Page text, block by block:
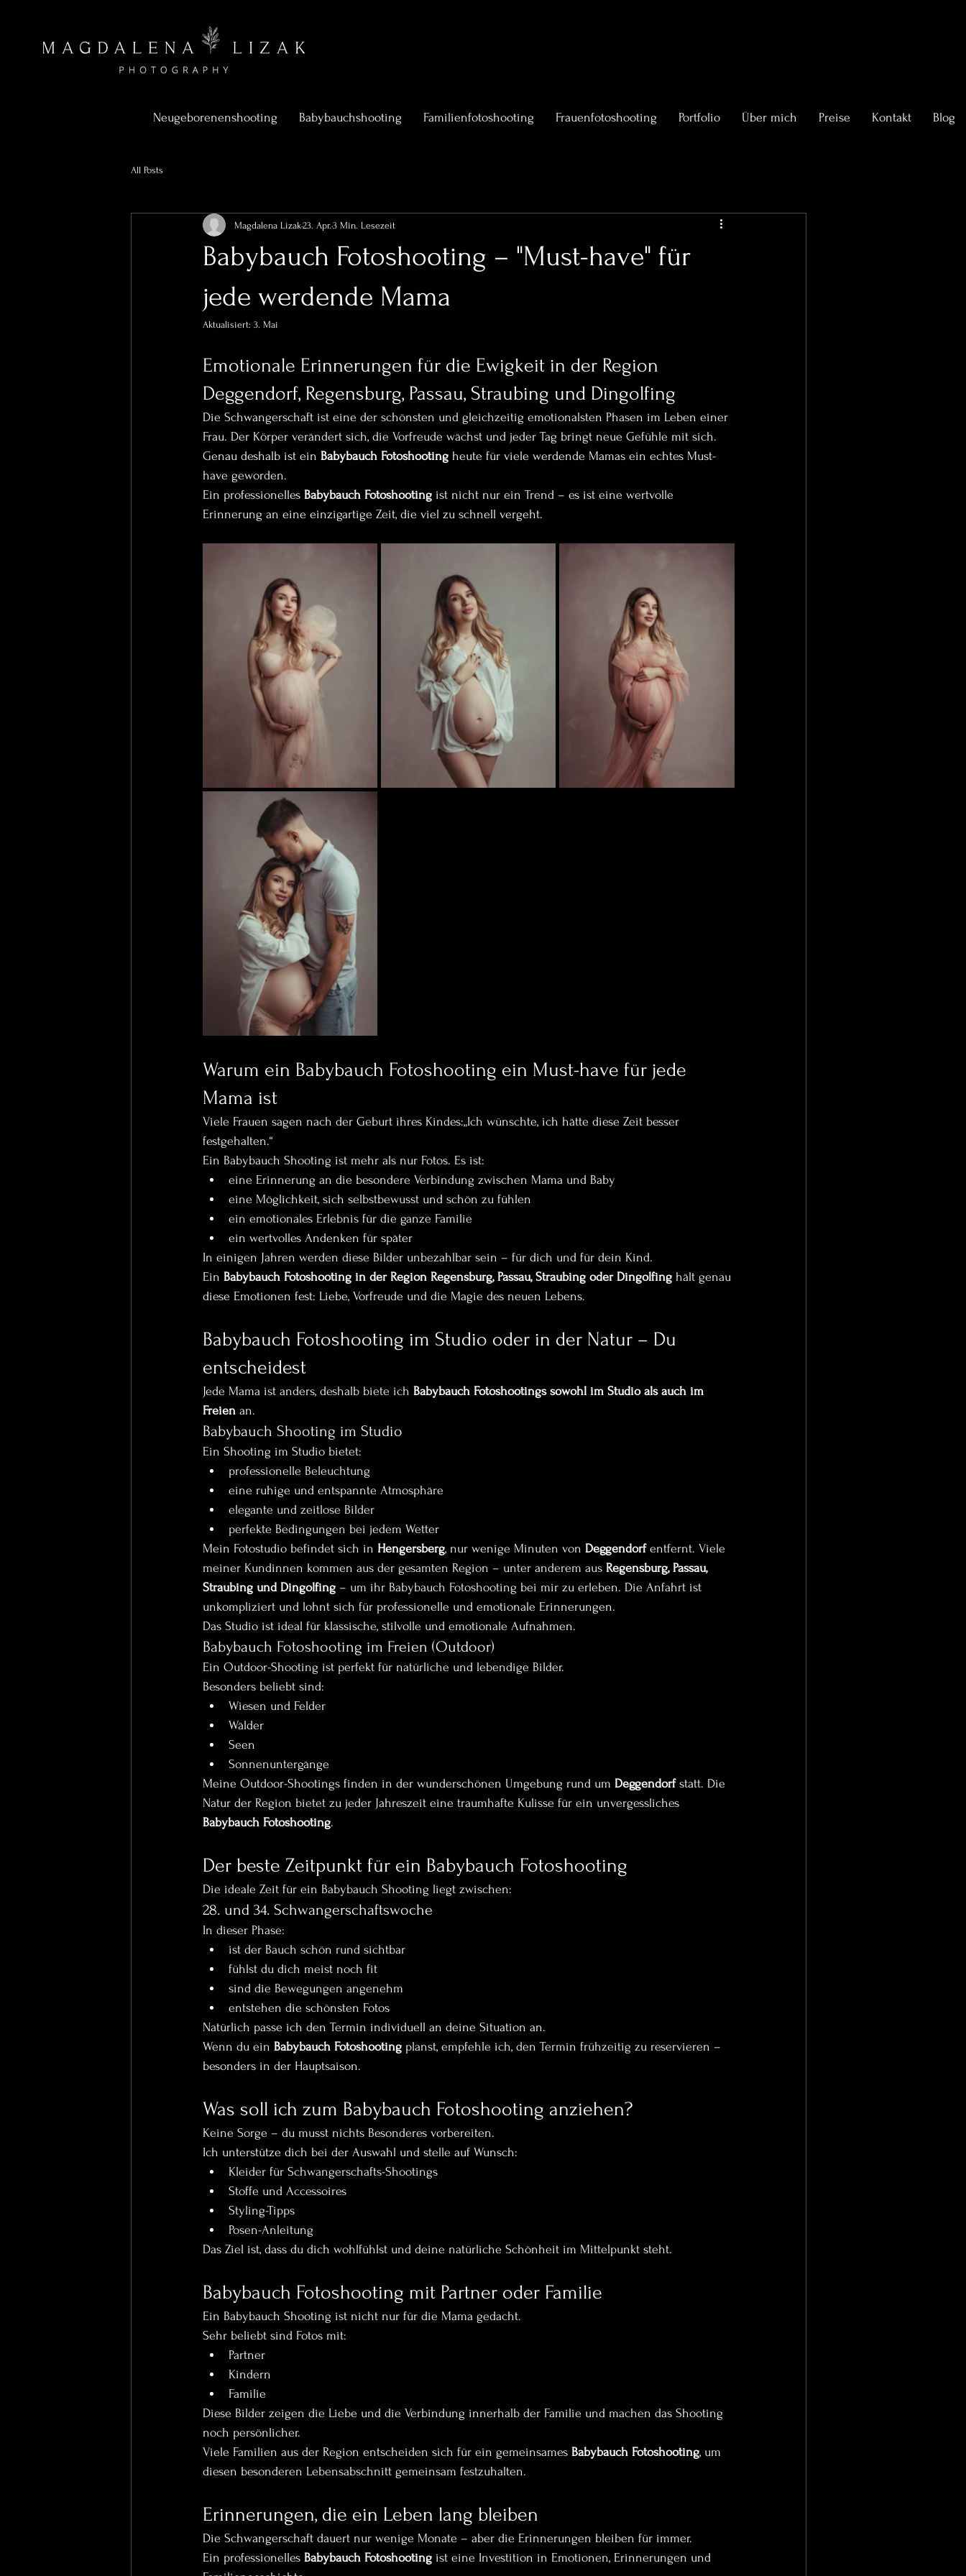
Neugeborenenshooting Babybauchshooting Familienfotoshooting Frauenfotoshooting Portfolio Über mich Preise Kontakt Blog
All Posts
Babybauch Fotoshooting – "Must-have" für
jede werdende Mama
Magdalena Lizak23. Apr. 3 Min. Lesezeit
Aktualisiert: 3. Mai
Emotionale Erinnerungen für die Ewigkeit in der Region
Deggendorf, Regensburg, Passau, Straubing und Dingolfing
Die Schwangerschaft ist eine der schönsten und gleichzeitig emotionalsten Phasen im Leben einer
Frau. Der Körper verändert sich, die Vorfreude wächst und jeder Tag bringt neue Gefühle mit sich.
Genau deshalb ist ein Babybauch Fotoshooting heute für viele werdende Mamas ein echtes Must-
have geworden.
Ein professionelles Babybauch Fotoshooting ist nicht nur ein Trend – es ist eine wertvolle
Erinnerung an eine einzigartige Zeit, die viel zu schnell vergeht.
Warum ein Babybauch Fotoshooting ein Must-have für jede
Mama ist
Viele Frauen sagen nach der Geburt ihres Kindes:„Ich wünschte, ich hätte diese Zeit besser
festgehalten.“
Ein Babybauch Shooting ist mehr als nur Fotos. Es ist:
eine Erinnerung an die besondere Verbindung zwischen Mama und Baby
eine Möglichkeit, sich selbstbewusst und schön zu fühlen
ein emotionales Erlebnis für die ganze Familie
ein wertvolles Andenken für später
In einigen Jahren werden diese Bilder unbezahlbar sein – für dich und für dein Kind.
Ein Babybauch Fotoshooting in der Region Regensburg, Passau, Straubing oder Dingolfing hält genau
diese Emotionen fest: Liebe, Vorfreude und die Magie des neuen Lebens.
Babybauch Fotoshooting im Studio oder in der Natur – Du
entscheidest
Jede Mama ist anders, deshalb biete ich Babybauch Fotoshootings sowohl im Studio als auch im
Freien an.
Babybauch Shooting im Studio
Ein Shooting im Studio bietet:
professionelle Beleuchtung
eine ruhige und entspannte Atmosphäre
elegante und zeitlose Bilder
perfekte Bedingungen bei jedem Wetter
Mein Fotostudio befindet sich in Hengersberg, nur wenige Minuten von Deggendorf entfernt. Viele
meiner Kundinnen kommen aus der gesamten Region – unter anderem aus Regensburg, Passau,
Straubing und Dingolfing – um ihr Babybauch Fotoshooting bei mir zu erleben. Die Anfahrt ist
unkompliziert und lohnt sich für professionelle und emotionale Erinnerungen.
Das Studio ist ideal für klassische, stilvolle und emotionale Aufnahmen.
Babybauch Fotoshooting im Freien (Outdoor)
Ein Outdoor-Shooting ist perfekt für natürliche und lebendige Bilder.
Besonders beliebt sind:
Wiesen und Felder
Wälder
Seen
Sonnenuntergänge
Meine Outdoor-Shootings finden in der wunderschönen Umgebung rund um Deggendorf statt. Die
Natur der Region bietet zu jeder Jahreszeit eine traumhafte Kulisse für ein unvergessliches
Babybauch Fotoshooting.
Der beste Zeitpunkt für ein Babybauch Fotoshooting
Die ideale Zeit für ein Babybauch Shooting liegt zwischen:
28. und 34. Schwangerschaftswoche
In dieser Phase:
ist der Bauch schön rund sichtbar
fühlst du dich meist noch fit
sind die Bewegungen angenehm
entstehen die schönsten Fotos
Natürlich passe ich den Termin individuell an deine Situation an.
Wenn du ein Babybauch Fotoshooting planst, empfehle ich, den Termin frühzeitig zu reservieren –
besonders in der Hauptsaison.
Was soll ich zum Babybauch Fotoshooting anziehen?
Keine Sorge – du musst nichts Besonderes vorbereiten.
Ich unterstütze dich bei der Auswahl und stelle auf Wunsch:
Kleider für Schwangerschafts-Shootings
Stoffe und Accessoires
Styling-Tipps
Posen-Anleitung
Das Ziel ist, dass du dich wohlfühlst und deine natürliche Schönheit im Mittelpunkt steht.
Babybauch Fotoshooting mit Partner oder Familie
Ein Babybauch Shooting ist nicht nur für die Mama gedacht.
Sehr beliebt sind Fotos mit:
Partner
Kindern
Familie
Diese Bilder zeigen die Liebe und die Verbindung innerhalb der Familie und machen das Shooting
noch persönlicher.
Viele Familien aus der Region entscheiden sich für ein gemeinsames Babybauch Fotoshooting, um
diesen besonderen Lebensabschnitt gemeinsam festzuhalten.
Erinnerungen, die ein Leben lang bleiben
Die Schwangerschaft dauert nur wenige Monate – aber die Erinnerungen bleiben für immer.
Ein professionelles Babybauch Fotoshooting ist eine Investition in Emotionen, Erinnerungen und